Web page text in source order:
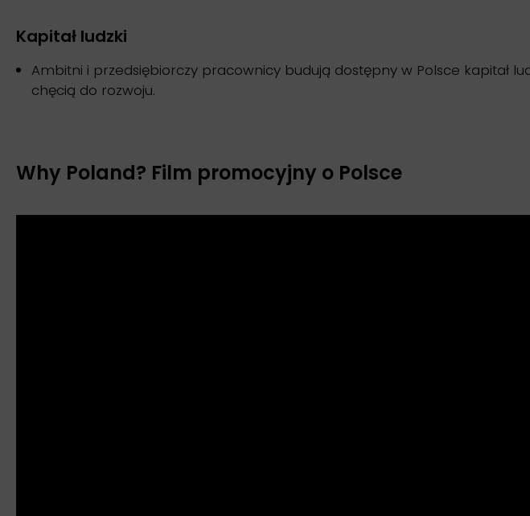
Kapitał ludzki
Ambitni i przedsiębiorczy pracownicy budują dostępny w Polsce kapitał
chęcią do rozwoju.
Why Poland? Film promocyjny o Polsce